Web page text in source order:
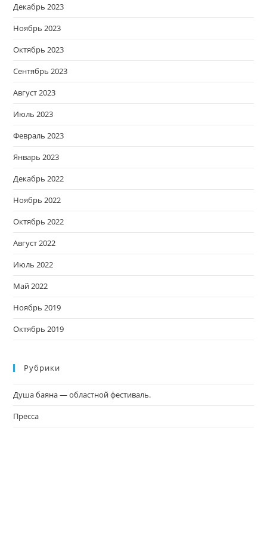
Декабрь 2023
Ноябрь 2023
Октябрь 2023
Сентябрь 2023
Август 2023
Июль 2023
Февраль 2023
Январь 2023
Декабрь 2022
Ноябрь 2022
Октябрь 2022
Август 2022
Июль 2022
Май 2022
Ноябрь 2019
Октябрь 2019
Рубрики
Душа баяна — областной фестиваль.
Пресса